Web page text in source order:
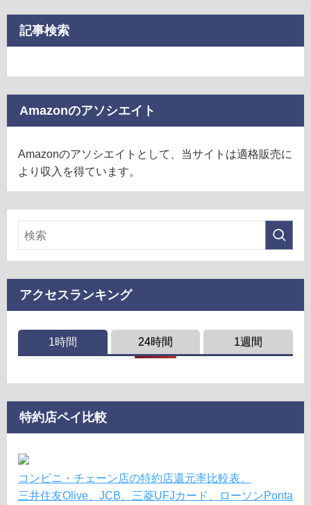
記事検索
Amazonのアソシエイト
Amazonのアソシエイトとして、当サイトは適格販売に
より収入を得ています。
アクセスランキング
1時間 24時間 1週間
特約店ペイ比較
コンビニ・チェーン店の特約店還元率比較表。
三井住友Olive、JCB、三菱UFJカード、ローソンPonta